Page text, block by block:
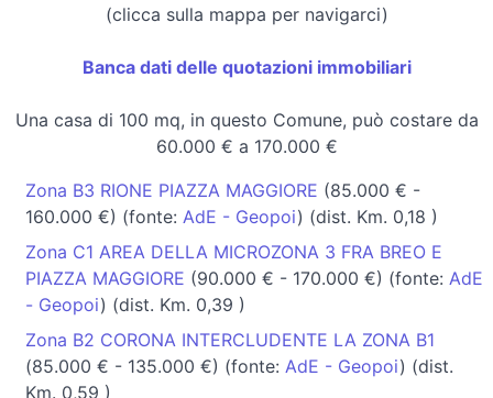
(clicca sulla mappa per navigarci)
Banca dati delle quotazioni immobiliari
Una casa di 100 mq, in questo Comune, può costare da
60.000 € a 170.000 €
Zona B3 RIONE PIAZZA MAGGIORE (85.000 € -
160.000 €) (fonte: AdE - Geopoi) (dist. Km. 0,18 )
Zona C1 AREA DELLA MICROZONA 3 FRA BREO E
PIAZZA MAGGIORE (90.000 € - 170.000 €) (fonte: AdE
- Geopoi) (dist. Km. 0,39 )
Zona B2 CORONA INTERCLUDENTE LA ZONA B1
(85.000 € - 135.000 €) (fonte: AdE - Geopoi) (dist.
Km. 0,59 )